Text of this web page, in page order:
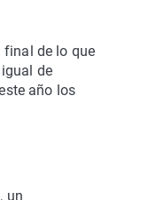
final de lo que
de
año los
, un